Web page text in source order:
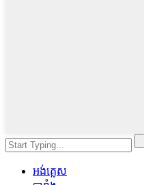
អង់គ្លេស